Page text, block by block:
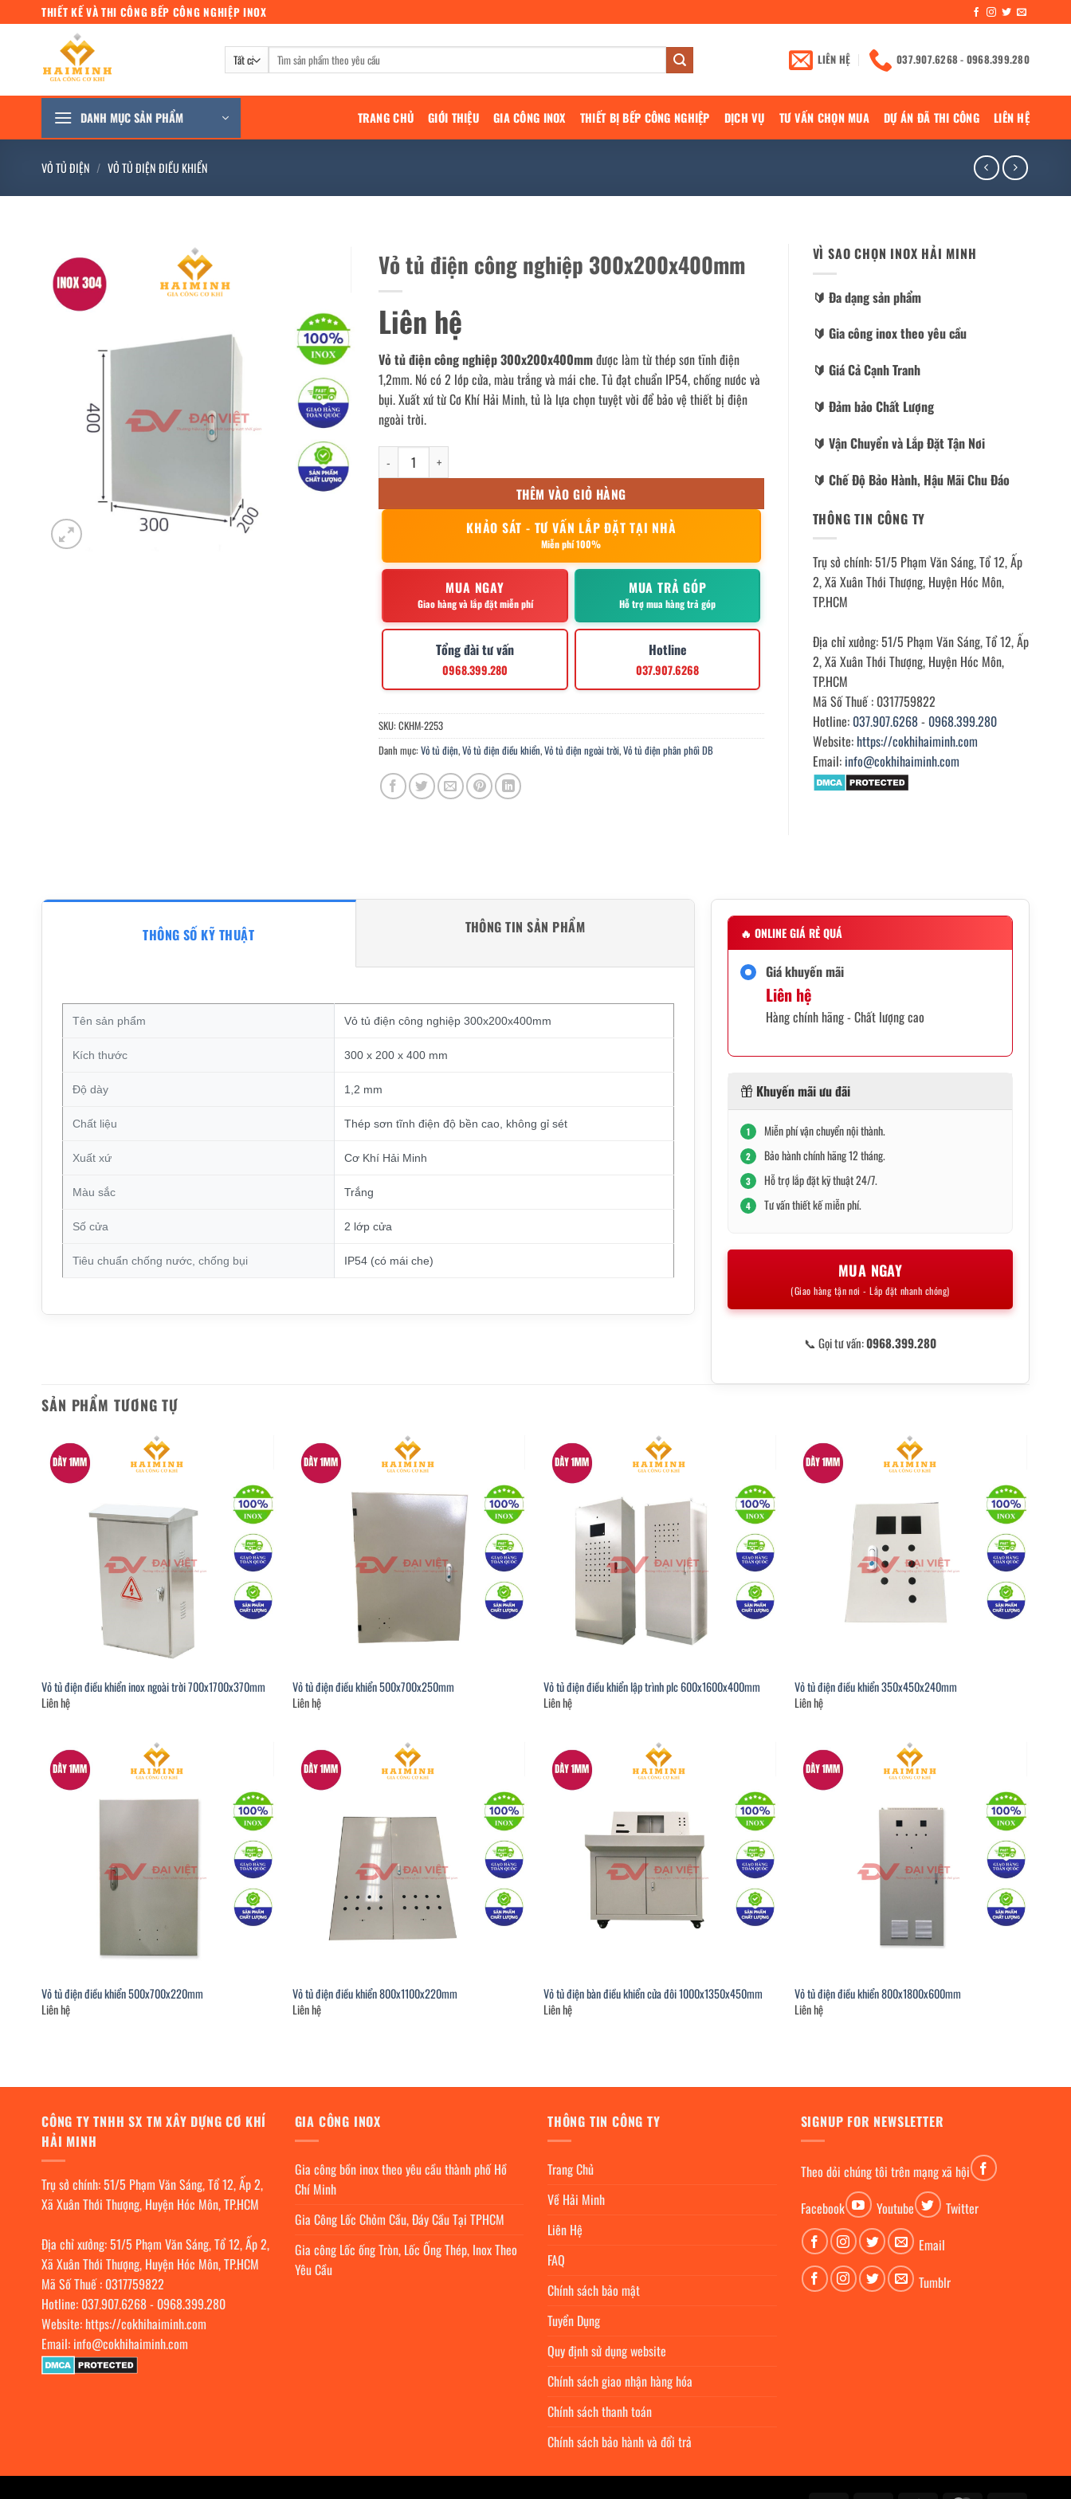
qua
THIẾT KẾ VÀ THI CÔNG BẾP CÔNG NGHIỆP INOX
Tìm
kiếm:
LIÊN HỆ 037.907.6268 - 0968.399.280
DANH MỤC SẢN PHẨM TRANG CHỦ GIỚI THIỆU GIA CÔNG INOX THIẾT BỊ BẾP CÔNG NGHIỆP DỊCH VỤ TƯ VẤN CHỌN MUA DỰ ÁN ĐÃ THI CÔNG LIÊN HỆ
VỎ TỦ ĐIỆN / VỎ TỦ ĐIỆN ĐIỀU KHIỂN
Vỏ tủ điện công nghiệp 300x200x400mm
Liên hệ
Vỏ tủ điện công nghiệp 300x200x400mmđược làm từ thép sơn tĩnh điện
1,2mm. Nó có 2 lớp cửa, màu trắng và mái che. Tủ đạt chuẩn IP54, chống nước và
bụi. Xuất xứ từ Cơ Khí Hải Minh, tủ là lựa chọn tuyệt vời để bảo vệ thiết bị điện
ngoài trời.
Vỏ tủ điện công nghiệp 300x200x400mm số lượng
THÊM VÀO GIỎ HÀNG
KHẢO SÁT - TƯ VẤN LẮP ĐẶT TẠI NHÀ
Miễn phí 100%
MUA NGAY
Giao hàng và lắp đặt miễn phí
MUA TRẢ GÓP
Hỗ trợ mua hàng trả góp
Tổng đài tư vấn
0968.399.280
Hotline
037.907.6268
SKU:CKHM-2253
Danh mục:Vỏ tủ điện,Vỏ tủ điện điều khiển,Vỏ tủ điện ngoài trời,Vỏ tủ điện phân phối DB
VÌ SAO CHỌN INOX HẢI MINH
🔰️ Đa dạng sản phẩm
🔰️ Gia công inox theo yêu cầu
🔰️ Giá Cả Cạnh Tranh
🔰️ Đảm bảo Chất Lượng
🔰️ Vận Chuyển và Lắp Đặt Tận Nơi
🔰️ Chế Độ Bảo Hành, Hậu Mãi Chu Đáo
THÔNG TIN CÔNG TY
Trụ sở chính: 51/5 Phạm Văn Sáng, Tổ 12, Ấp
2, Xã Xuân Thới Thượng, Huyện Hóc Môn,
TP.HCM
Địa chỉ xưởng: 51/5 Phạm Văn Sáng, Tổ 12, Ấp
2, Xã Xuân Thới Thượng, Huyện Hóc Môn,
TP.HCM
Mã Số Thuế : 0317759822
Hotline: 037.907.6268- 0968.399.280
Website: https://cokhihaiminh.com
Email: info@cokhihaiminh.com
THÔNG SỐ KỸ THUẬT THÔNG TIN SẢN PHẨM
Tên sản phẩm Vỏ tủ điện công nghiệp 300x200x400mm
Kích thước 300 x 200 x 400 mm
Độ dày 1,2 mm
Chất liệu Thép sơn tĩnh điện độ bền cao, không gỉ sét
Xuất xứ Cơ Khí Hải Minh
Màu sắc Trắng
Số cửa 2 lớp cửa
Tiêu chuẩn chống nước, chống bụi IP54 (có mái che)
🔥 ONLINE GIÁ RẺ QUÁ
Giá khuyến mãi
Liên hệ
Hàng chính hãng - Chất lượng cao
Khuyến mãi ưu đãi
1 Miễn phí vận chuyển nội thành.
2 Bảo hành chính hãng 12 tháng.
3 Hỗ trợ lắp đặt kỹ thuật 24/7.
4 Tư vấn thiết kế miễn phí.
MUA NGAY
(Giao hàng tận nơi - Lắp đặt nhanh chóng)
📞 Gọi tư vấn:0968.399.280
SẢN PHẨM TƯƠNG TỰ
Vỏ tủ điện điều khiển inox ngoài trời 700x1700x370mm
Liên hệ
Vỏ tủ điện điều khiển 500x700x250mm
Liên hệ
Vỏ tủ điện điều khiển lập trình plc 600x1600x400mm
Liên hệ
Vỏ tủ điện điều khiển 350x450x240mm
Liên hệ
Vỏ tủ điện điều khiển 500x700x220mm
Liên hệ
Vỏ tủ điện điều khiển 800x1100x220mm
Liên hệ
Vỏ tủ điện bàn điều khiển cửa đôi 1000x1350x450mm
Liên hệ
Vỏ tủ điện điều khiển 800x1800x600mm
Liên hệ
CÔNG TY TNHH SX TM XÂY DỰNG CƠ KHÍ
HẢI MINH
Trụ sở chính: 51/5 Phạm Văn Sáng, Tổ 12, Ấp 2,
Xã Xuân Thới Thượng, Huyện Hóc Môn, TP.HCM
Địa chỉ xưởng: 51/5 Phạm Văn Sáng, Tổ 12, Ấp 2,
Xã Xuân Thới Thượng, Huyện Hóc Môn, TP.HCM
Mã Số Thuế : 0317759822
Hotline: 037.907.6268- 0968.399.280
Website: https://cokhihaiminh.com
Email: info@cokhihaiminh.com
GIA CÔNG INOX
Gia công bồn inox theo yêu cầu thành phố Hồ
Chí Minh
Gia Công Lốc Chỏm Cầu, Đáy Cầu Tại TPHCM
Gia công Lốc ống Tròn, Lốc Ống Thép, Inox Theo
Yêu Cầu
THÔNG TIN CÔNG TY
Trang Chủ
Về Hải Minh
Liên Hệ
FAQ
Chính sách bảo mật
Tuyển Dụng
Quy định sử dụng website
Chính sách giao nhận hàng hóa
Chính sách thanh toán
Chính sách bảo hành và đổi trả
SIGNUP FOR NEWSLETTER
Theo dỏi chúng tôi trên mạng xã hội
Facebook
Youtube
Twitter
Email
Tumblr